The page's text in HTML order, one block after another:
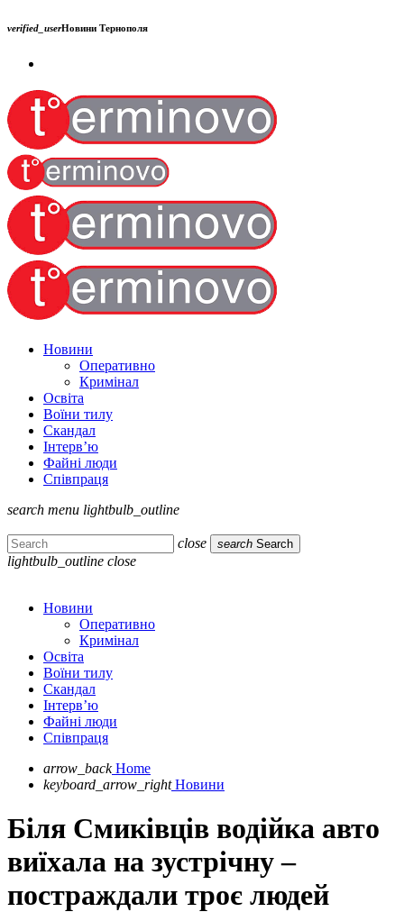
verified_userНовини Тернополя
Новини
Оперативно
Кримінал
Освіта
Воїни тилу
Скандал
Інтерв’ю
Файні люди
Співпраця
search menu lightbulb_outline
close search Search
lightbulb_outline close
Новини
Оперативно
Кримінал
Освіта
Воїни тилу
Скандал
Інтерв’ю
Файні люди
Співпраця
arrow_back Home
keyboard_arrow_right Новини
Біля Смиківців водійка авто
виїхала на зустрічну –
постраждали троє людей